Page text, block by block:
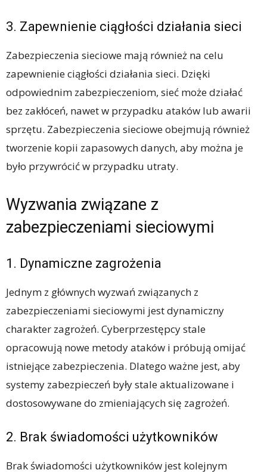
3. Zapewnienie ciągłości działania sieci
Zabezpieczenia sieciowe mają również na celu
zapewnienie ciągłości działania sieci. Dzięki
odpowiednim zabezpieczeniom, sieć może działać
bez zakłóceń, nawet w przypadku ataków lub awarii
sprzętu. Zabezpieczenia sieciowe obejmują również
tworzenie kopii zapasowych danych, aby można je
było przywrócić w przypadku utraty.
Wyzwania związane z
zabezpieczeniami sieciowymi
1. Dynamiczne zagrożenia
Jednym z głównych wyzwań związanych z
zabezpieczeniami sieciowymi jest dynamiczny
charakter zagrożeń. Cyberprzestępcy stale
opracowują nowe metody ataków i próbują omijać
istniejące zabezpieczenia. Dlatego ważne jest, aby
systemy zabezpieczeń były stale aktualizowane i
dostosowywane do zmieniających się zagrożeń.
2. Brak świadomości użytkowników
Brak świadomości użytkowników jest kolejnym